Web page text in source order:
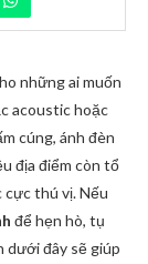
những ai muốn
acoustic hoặc
cúng, ánh đèn
địa điểm còn tổ
cực thú vị. Nếu
để hẹn hò, tụ
dưới đây sẽ giúp